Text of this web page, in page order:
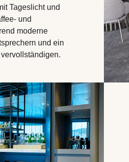
Tageslicht und
und
moderne
und ein